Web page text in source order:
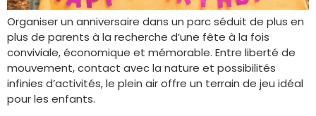
Organiser un anniversaire dans un parc séduit de plus en
plus de parents à la recherche d’une fête à la fois
conviviale, économique et mémorable. Entre liberté de
mouvement, contact avec la nature et possibilités
infinies d’activités, le plein air offre un terrain de jeu idéal
pour les enfants.